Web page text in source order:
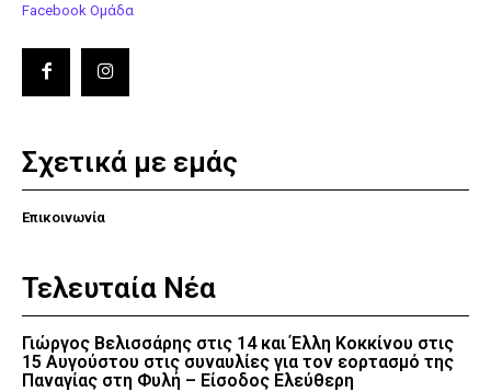
Facebook Ομάδα
Σχετικά με εμάς
Επικοινωνία
Τελευταία Νέα
Γιώργος Βελισσάρης στις 14 και Έλλη Κοκκίνου στις
15 Αυγούστου στις συναυλίες για τον εορτασμό της
Παναγίας στη Φυλή – Είσοδος Ελεύθερη